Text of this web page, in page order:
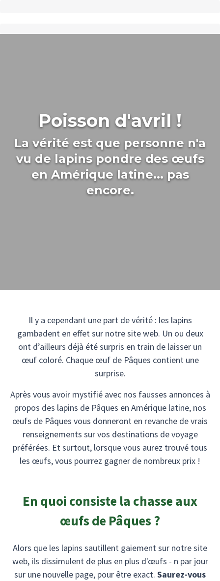
Poisson d'avril !
La vérité est que personne n'a
vu de lapins pondre des œufs
en Amérique latine... pas
encore.
Il y a cependant une part de vérité : les lapins
gambadent en effet sur notre site web. Un ou deux
ont d’ailleurs déjà été surpris en train de laisser un
œuf coloré. Chaque œuf de Pâques contient une
surprise.
Après vous avoir mystifié avec nos fausses annonces à
propos des lapins de Pâques en Amérique latine, nos
œufs de Pâques vous donneront en revanche de vrais
renseignements sur vos destinations de voyage
préférées. Et surtout, lorsque vous aurez trouvé tous
les œufs, vous pourrez gagner de nombreux prix !
En quoi consiste la chasse aux
œufs de Pâques ?
Alors que les lapins sautillent gaiement sur notre site
web, ils dissimulent de plus en plus d'œufs - n par jour
sur une nouvelle page, pour être exact. Saurez-vous